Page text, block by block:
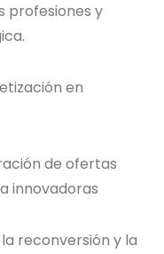
profesiones y
en
de ofertas
innovadoras
reconversión y la